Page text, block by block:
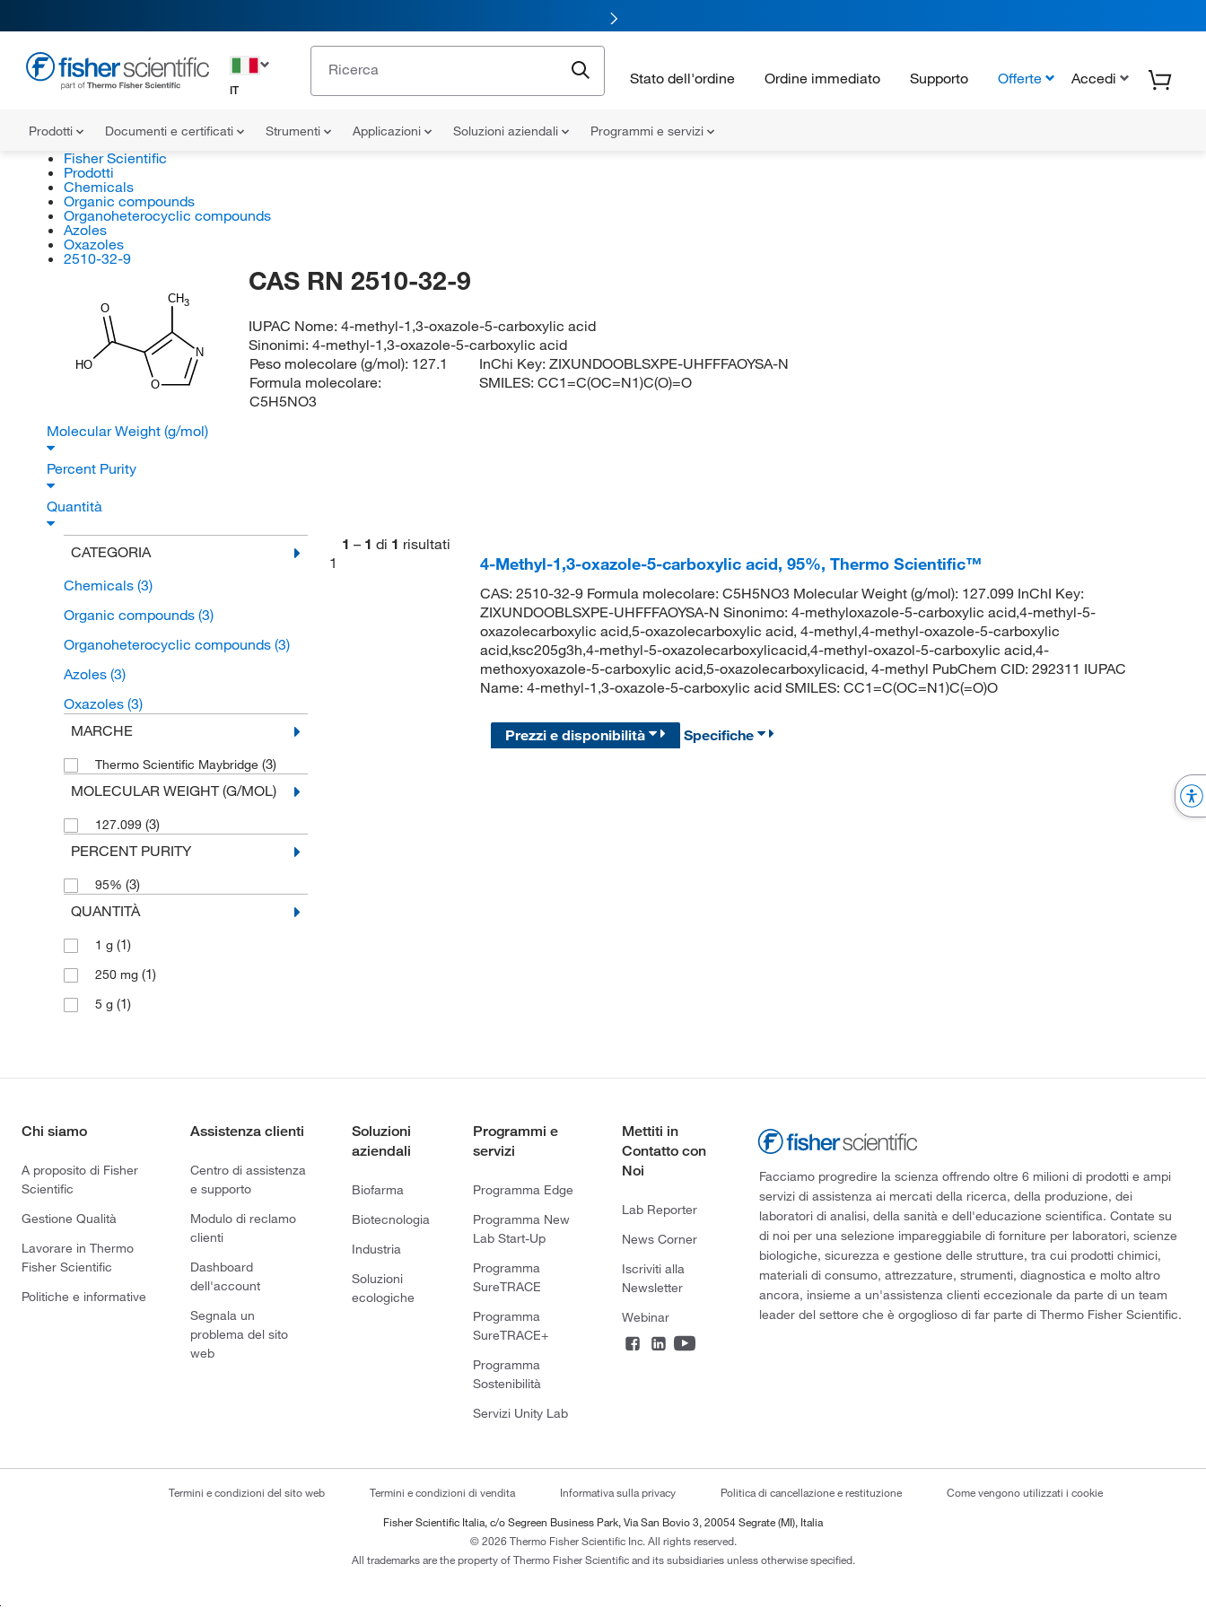
IT
Stato dell'ordine Ordine immediato Supporto Offerte Accedi
Prodotti Documenti e certificati Strumenti Applicazioni Soluzioni aziendali Programmi e servizi
Fisher Scientific
Prodotti
Chemicals
Organic compounds
Organoheterocyclic compounds
Azoles
Oxazoles
2510-32-9
CH3
N
O
HO
O
CAS RN 2510-32-9
IUPAC Nome:4-methyl-1,3-oxazole-5-carboxylic acid
Sinonimi:4-methyl-1,3-oxazole-5-carboxylic acid
Peso molecolare (g/mol): 127.1
Formula molecolare:
C5H5NO3
InChi Key:ZIXUNDOOBLSXPE-UHFFFAOYSA-N
SMILES:CC1=C(OC=N1)C(O)=O
Molecular Weight (g/mol)
Percent Purity
Quantità
CATEGORIA
Chemicals (3)
Organic compounds (3)
Organoheterocyclic compounds (3)
Azoles (3)
Oxazoles (3)
MARCHE
Thermo Scientific Maybridge (3)
MOLECULAR WEIGHT (G/MOL)
127.099 (3)
PERCENT PURITY
95% (3)
QUANTITÀ
1 g (1)
250 mg (1)
5 g (1)
1 – 1 di 1 risultati
1
4-Methyl-1,3-oxazole-5-carboxylic acid, 95%, Thermo Scientific™
CAS: 2510-32-9 Formula molecolare: C5H5NO3 Molecular Weight (g/mol): 127.099 InChI Key:
ZIXUNDOOBLSXPE-UHFFFAOYSA-N Sinonimo: 4-methyloxazole-5-carboxylic acid,4-methyl-5-
oxazolecarboxylic acid,5-oxazolecarboxylic acid, 4-methyl,4-methyl-oxazole-5-carboxylic
acid,ksc205g3h,4-methyl-5-oxazolecarboxylicacid,4-methyl-oxazol-5-carboxylic acid,4-
methoxyoxazole-5-carboxylic acid,5-oxazolecarboxylicacid, 4-methyl PubChem CID: 292311 IUPAC
Name: 4-methyl-1,3-oxazole-5-carboxylic acid SMILES: CC1=C(OC=N1)C(=O)O
Prezzi e disponibilità Specifiche
Chi siamo
A proposito di Fisher
Scientific
Gestione Qualità
Lavorare in Thermo
Fisher Scientific
Politiche e informative
Assistenza clienti
Centro di assistenza
e supporto
Modulo di reclamo
clienti
Dashboard
dell'account
Segnala un
problema del sito
web
Soluzioni
aziendali
Biofarma
Biotecnologia
Industria
Soluzioni
ecologiche
Programmi e
servizi
Programma Edge
Programma New
Lab Start-Up
Programma
SureTRACE
Programma
SureTRACE+
Programma
Sostenibilità
Servizi Unity Lab
Mettiti in
Contatto con
Noi
Lab Reporter
News Corner
Iscriviti alla
Newsletter
Webinar
Facciamo progredire la scienza offrendo oltre 6 milioni di prodotti e ampi
servizi di assistenza ai mercati della ricerca, della produzione, dei
laboratori di analisi, della sanità e dell'educazione scientifica. Contate su
di noi per una selezione impareggiabile di forniture per laboratori, scienze
biologiche, sicurezza e gestione delle strutture, tra cui prodotti chimici,
materiali di consumo, attrezzature, strumenti, diagnostica e molto altro
ancora, insieme a un'assistenza clienti eccezionale da parte di un team
leader del settore che è orgoglioso di far parte di Thermo Fisher Scientific.
Termini e condizioni del sito web Termini e condizioni di vendita Informativa sulla privacy Politica di cancellazione e restituzione Come vengono utilizzati i cookie
Fisher Scientific Italia, c/o Segreen Business Park, Via San Bovio 3, 20054 Segrate (MI), Italia
© 2026 Thermo Fisher Scientific Inc. All rights reserved.
All trademarks are the property of Thermo Fisher Scientific and its subsidiaries unless otherwise specified.